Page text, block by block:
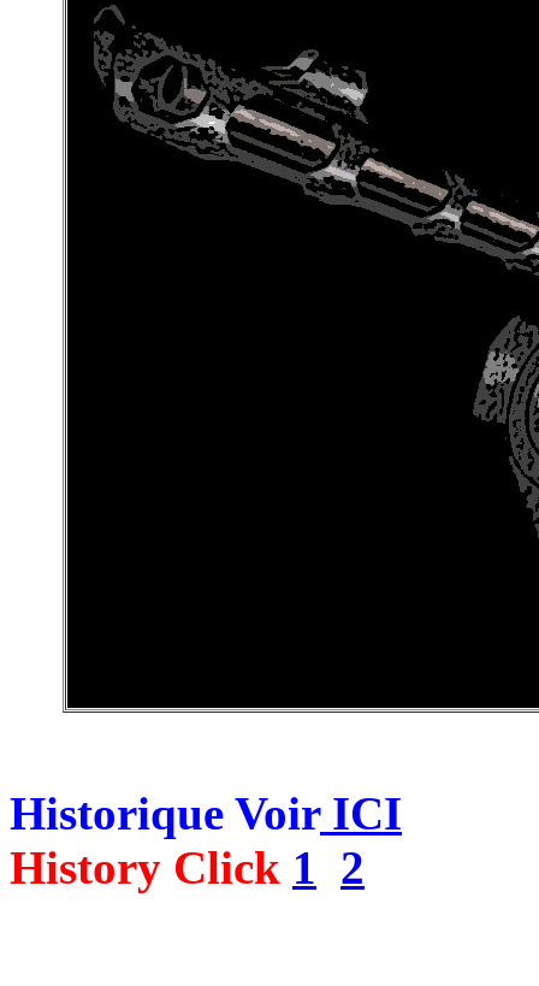
Historique VoirICI
History Click 1 2